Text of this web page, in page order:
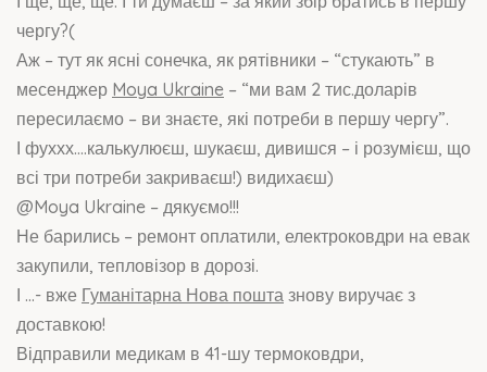
чергу?(
Аж – тут як ясні сонечка, як рятівники – “стукають” в
месенджер Moya Ukraine – “ми вам 2 тис.доларів
пересилаємо – ви знаєте, які потреби в першу чергу”.
І фуххх….калькулюєш, шукаєш, дивишся – і розумієш, що
всі три потреби закриваєш!) видихаєш)
@Moya Ukraine – дякуємо!!!
Не барились – ремонт оплатили, електроковдри на евак
закупили, тепловізор в дорозі.
І …- вже Гуманітарна Нова пошта знову виручає з
доставкою!
Відправили медикам в 41-шу термоковдри,